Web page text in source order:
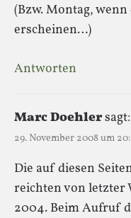
(Bzw. Montag,
erscheinen…)
Antworten
Marc Doehlersagt:
29. November 2008 um
Die auf diesen
reichten von letzter
2004. Beim Aufruf